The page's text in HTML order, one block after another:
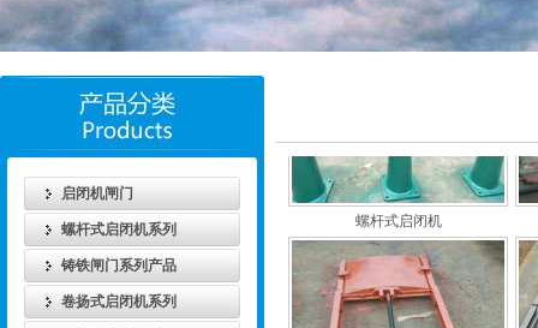
启闭机闸门
螺杆式启闭机系列
铸铁闸门系列产品
卷扬式启闭机系列
螺杆式启闭机
螺杆式启闭机